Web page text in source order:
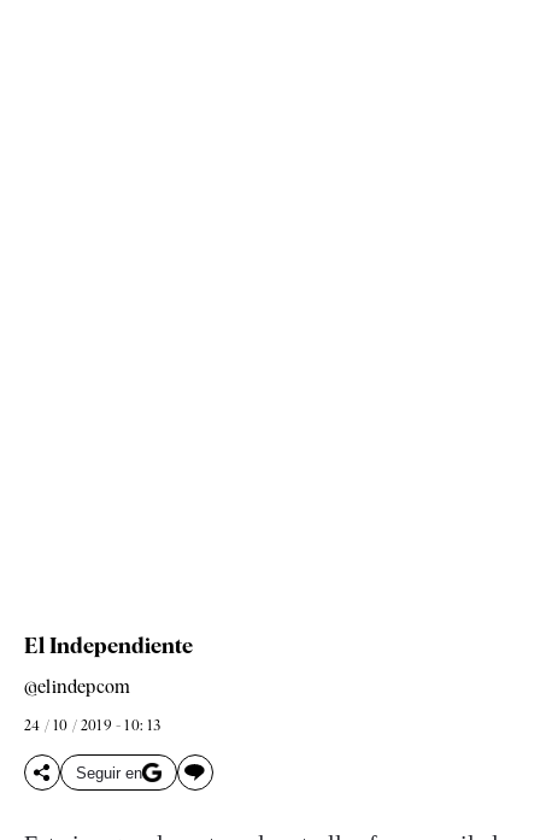
El Independiente
@elindepcom
24 / 10 / 2019 - 10: 13
Seguir en